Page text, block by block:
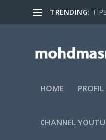
TRENDING:
HOME PROFIL
CHANNEL